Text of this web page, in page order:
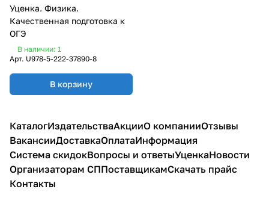
Уценка. Физика.
Качественная подготовка к
ОГЭ
В наличии: 1
Арт. U978-5-222-37890-8
В корзину
КаталогИздательстваАкцииО компанииОтзывы
ВакансииДоставкаОплатаИнформация
Система скидокВопросы и ответыУценкаНовости
Организаторам СППоставщикамСкачать прайс
Контакты